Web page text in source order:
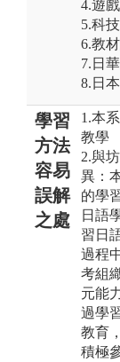
4.遊
5.科
6.教
7.日
8.日
學習
方法
容易
誤解
之處
1.本
教學
2.與
異：
的學
日語
習日
過程
考組
元能
過學
教育
積極